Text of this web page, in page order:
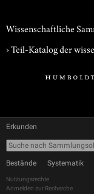
Wissenschaftliche
› Teil-Katalog der
Erkunden
Bestände Systematik
Nutzungsrechte
Anmelden zur Recherche